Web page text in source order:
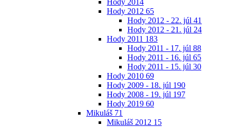
Hody 2014
Hody 2012 65
Hody 2012 - 22. júl 41
Hody 2012 - 21. júl 24
Hody 2011 183
Hody 2011 - 17. júl 88
Hody 2011 - 16. júl 65
Hody 2011 - 15. júl 30
Hody 2010 69
Hody 2009 - 18. júl 190
Hody 2008 - 19. júl 197
Hody 2019 60
Mikuláš 71
Mikuláš 2012 15